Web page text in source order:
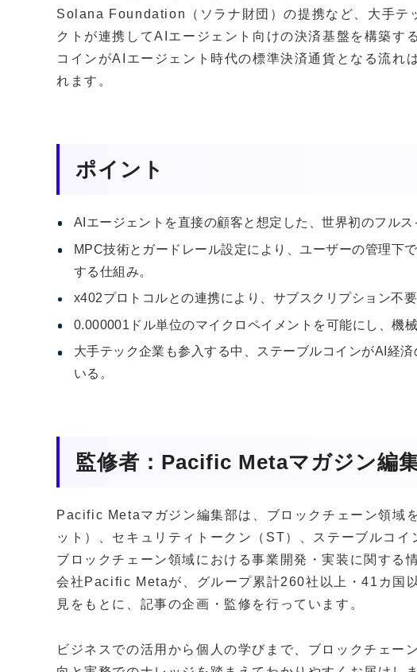
Solana Foundation（ソラナ財団）の提携など、大手テ
クトが連携してAIエージェント向けの決済基盤を構築す
コインがAIエージェント時代の標準決済通貨となる流れ
れます。
ポイント
AIエージェントを直接の顧客と想定した、世界初のフルス
MPC技術とガードレール設定により、ユーザーの管理下
する仕組み。
x402プロトコルとの連携により、サブスクリプション不
0.000001ドル単位のマイクロペイメントを可能にし、機
大手テック企業も参入する中、ステーブルコインがAI経
いる。
監修者：Pacific Metaマガジン編
Pacific Metaマガジン編集部は、ブロックチェーン領域
ット）、セキュリティトークン（ST）、ステーブルコ
ブロックチェーン領域における事業開発・実装に関する
会社Pacific Metaが、グループ累計260社以上・41カ国
見をもとに、記事の企画・監修を行っています。
ビジネスでの活用から個人の学びまで、ブロックチェー